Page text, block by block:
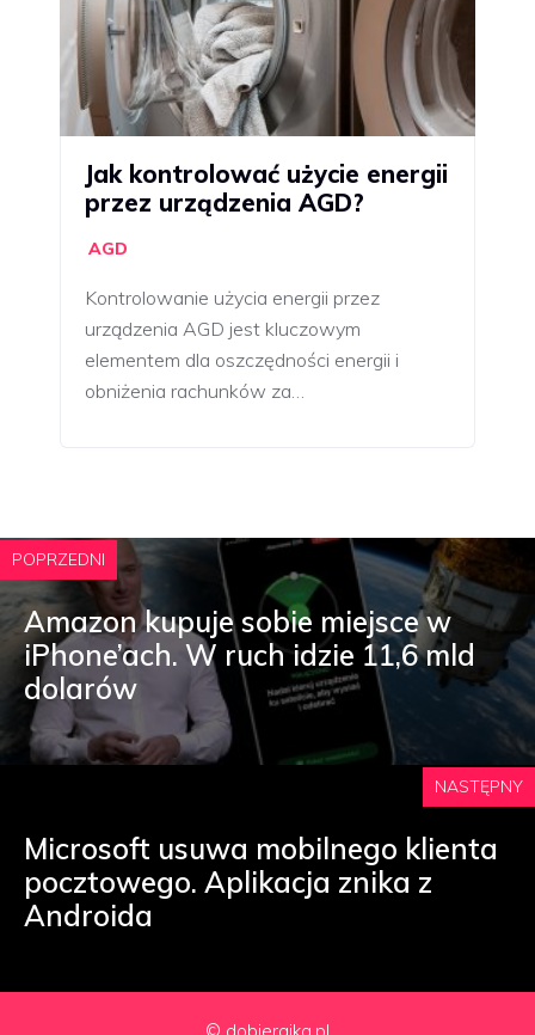
Jak kontrolować użycie energii
przez urządzenia AGD?
AGD
Kontrolowanie użycia energii przez
urządzenia AGD jest kluczowym
elementem dla oszczędności energii i
obniżenia rachunków za…
POPRZEDNI
Amazon kupuje sobie miejsce w
iPhone’ach. W ruch idzie 11,6 mld
dolarów
NASTĘPNY
Microsoft usuwa mobilnego klienta
pocztowego. Aplikacja znika z
Androida
© dobierajka.pl